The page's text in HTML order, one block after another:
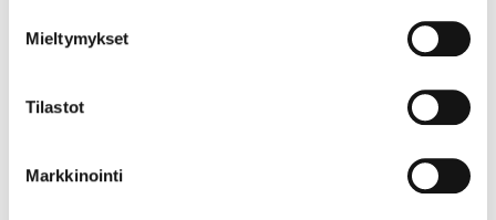
Mieltymykset
Tilastot
Markkinointi